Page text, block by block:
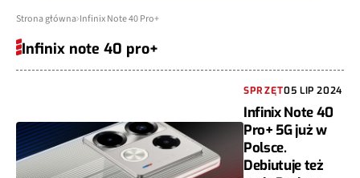
Strona główna Infinix Note 40 Pro+
Infinix note 40 pro+
SPRZĘT05 LIP 2024
Infinix Note 40
Pro+ 5G już w
Polsce.
Debiutuje też